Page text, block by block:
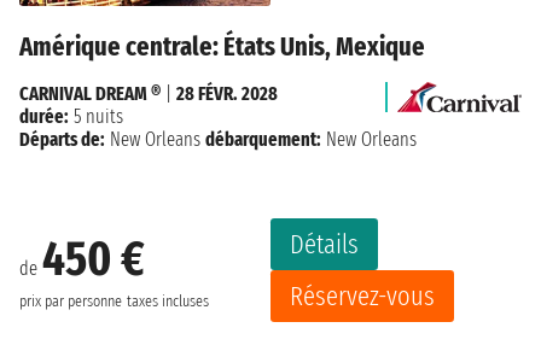
Amérique centrale: États Unis, Mexique
de 450 €
prix par personne taxes incluses
Détails
Réservez-vous
CARNIVAL DREAM ®
28 FÉVR. 2028
durée: 5 nuits
Départs de: New Orleans débarquement: New Orleans